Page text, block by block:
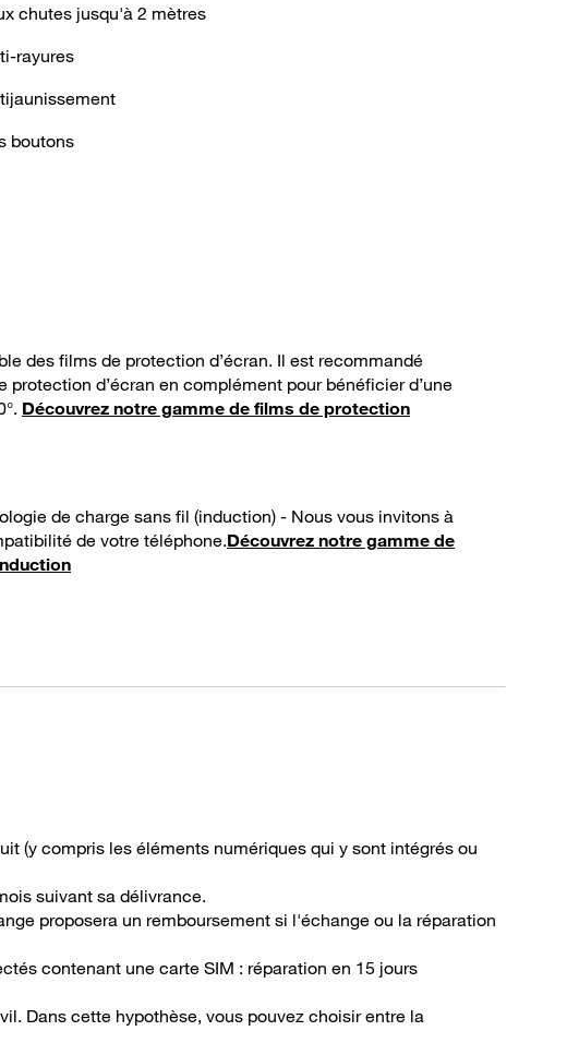
chutes jusqu'à 2 mètres
rayures
boutons
des films de protection d’écran. Il est recommandé
protection d’écran en complément pour bénéficier d’une
Découvrez notre gamme de films de protection
de charge sans fil (induction) - Nous vous invitons à
de votre téléphone.Découvrez notre gamme de
(y compris les éléments numériques qui y sont intégrés ou
suivant sa délivrance.
proposera un remboursement si l'échange ou la réparation
contenant une carte SIM : réparation en 15 jours
Dans cette hypothèse, vous pouvez choisir entre la